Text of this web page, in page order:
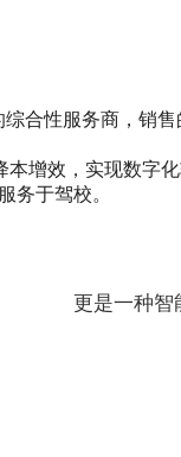
合性服务商，销
增效，实现数字
务于驾校。
更是一种智